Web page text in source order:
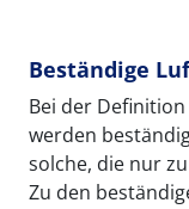
Beständige
Bei der
werden
solche, die nur
Zu den